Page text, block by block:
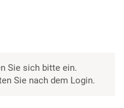
Sie sich bitte ein.
Sie nach dem Login.